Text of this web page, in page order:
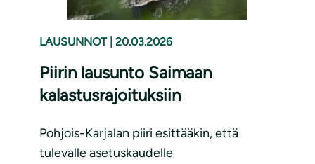
LAUSUNNOT 20.03.2026
Piirin lausunto Saimaan
kalastusrajoituksiin
Pohjois-Karjalan piiri esittääkin, että
tulevalle asetuskaudelle